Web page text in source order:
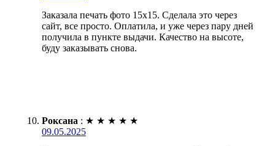
Заказала печать фото 15х15. Сделала это через
сайт, все просто. Оплатила, и уже через пару дней
получила в пункте выдачи. Качество на высоте,
буду заказывать снова.
Роксана : ★ ★ ★ ★ ★
09.05.2025